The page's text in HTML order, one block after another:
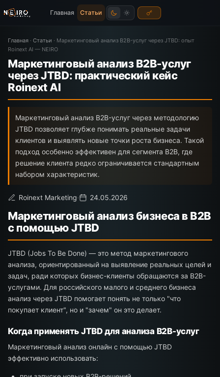
Главная Статьи
Главная · Статьи · Маркетинговый анализ B2B-услуг через JTBD: опыт
Roinext AI — NEIRO
Маркетинговый анализ B2B-услуг
через JTBD: практический кейс
Roinext AI
Маркетинговый анализ B2B-услуг через методологию
JTBD позволяет глубже понимать реальные задачи
клиентов и выявлять новые точки роста бизнеса. Такой
подход особенно эффективен для сегмента B2B, где
решение клиента редко ограничивается стандартным
набором характеристик.
Roinext Marketing· 24.05.2026
Маркетинговый анализ бизнеса в B2B
с помощью JTBD
JTBD (Jobs To Be Done) — это метод маркетингового
анализа, ориентированный на выявление реальных целей и
задач, ради которых бизнес-клиенты обращаются за B2B-
услугами. Для российского малого и среднего бизнеса
анализ через JTBD помогает понять не только "что
покупает клиент", но и "зачем" он это делает.
Когда применять JTBD для анализа B2B-услуг
Маркетинговый анализ онлайн с помощью JTBD
эффективно использовать: